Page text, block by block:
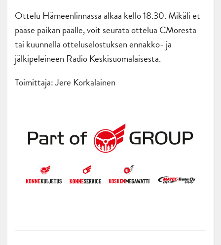
Ottelu Hämeenlinnassa alkaa kello 18.30. Mikäli et
pääse paikan päälle, voit seurata ottelua CMoresta
tai kuunnella otteluselostuksen ennakko- ja
jälkipeleineen Radio Keskisuomalaisesta.
Toimittaja: Jere Korkalainen